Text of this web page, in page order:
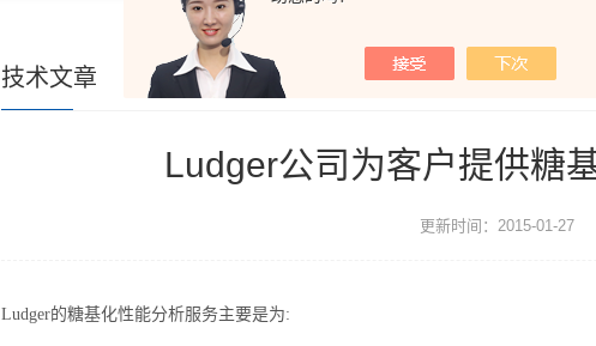
你的位置：
技术文章
Ludger公司为客户提供糖
更新时间：2015-01-27
Ludger的糖基化性能分析服务主要是为: